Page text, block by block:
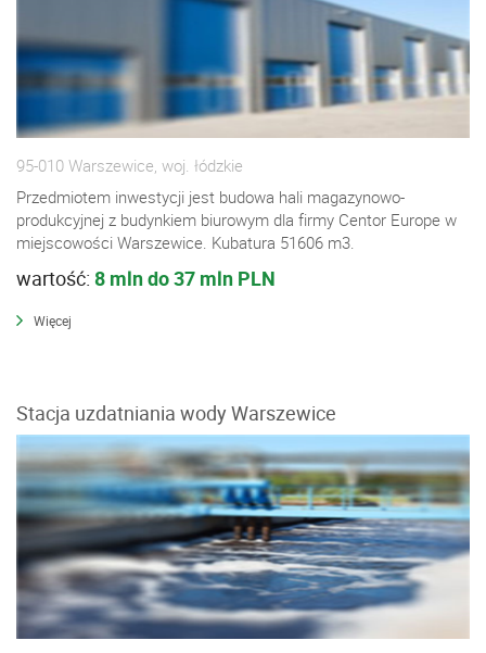
95-010 Warszewice, woj. łódzkie
Przedmiotem inwestycji jest budowa hali magazynowo-
produkcyjnej z budynkiem biurowym dla firmy Centor Europe w
miejscowości Warszewice. Kubatura 51606 m3.
wartość: 8 mln do 37 mln PLN
Więcej
Stacja uzdatniania wody Warszewice